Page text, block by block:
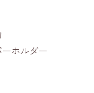
ホルダー